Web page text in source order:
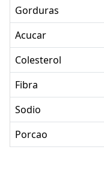
Gorduras
Acucar
Colesterol
Fibra
Sodio
Porcao